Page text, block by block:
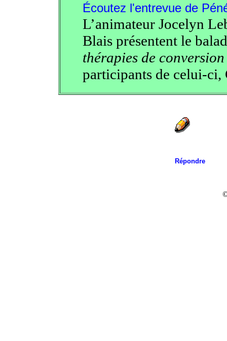
Écoutez l'entrevue de
L’animateur Jocelyn
Blais présentent le
thérapies de conversion
participants de celui-ci,
Répondre